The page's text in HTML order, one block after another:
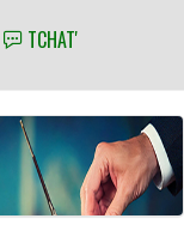
TCHAT'